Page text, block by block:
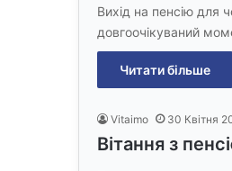
Вихід на пенсію для
довгоочікуваний
Читати більше
Vitaimo 30 Квітня
Вітання з